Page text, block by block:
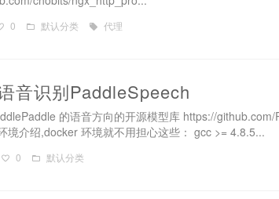
0 默认分类 代理
音识别PaddleSpeech
的语音方向的开源模型库 https://
境介绍,docker 环境就不用担心这些： gcc >= 4.8.5...
0 默认分类